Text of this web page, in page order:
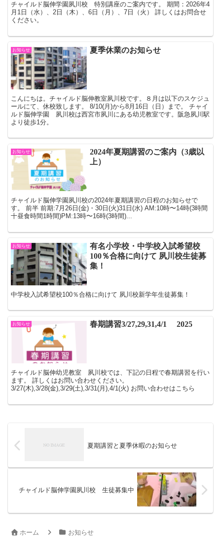
チャイルド脳伸学園夙川校 特別講座のご案内です。 期間：2026年4
月1日（水）、2日（木）、6日（月）、7日（火） 詳しくはお問合せ
ください。
お知らせ 夏季休業のお知らせ
こんにちは。チャイルド脳伸教室夙川校です。８月は以下のスケジュ
ールにて、休校致します。 8/10(月)から8月16日（日）まで。 チャイ
ルド脳伸学園 夙川校は西宮市夙川にある幼児教室です。阪急夙川駅
より徒歩1分。
お知らせ
2024年夏期講習のご案内（3歳以
上）
チャイルド脳伸学園夙川校の2024年夏期講習の日程のお知らせで
す。 前半 前期:7月26日(金)・30日(火)31日(水) AM:10時〜14時(3時間
十昼食時間1時間)PM:13時〜16時(3時間)...
お知らせ
有名小学校・中学校入試希望校
100％合格に向けて 夙川校生徒募
集！
中学校入試希望校100％合格に向けて 夙川校新学年生徒募集！
お知らせ 春期講習3/27,29,31,4/1 2025
チャイルド脳伸幼児教室 夙川校では、下記の日程で春期講習を行い
ます。 詳しくはお問い合わせください。
3/27(木),3/28(金),3/29(土),3/31(月),4/1(火) お問い合わせはこちら
夏期講習と夏季休暇のお知らせ
チャイルド脳伸学園夙川校 生徒募集中
ホーム お知らせ